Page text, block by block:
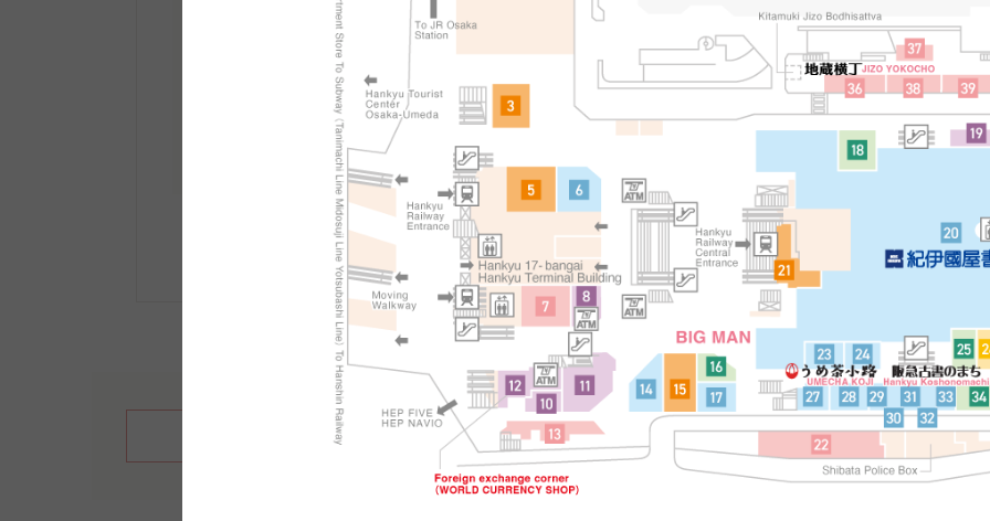
면세 카운터 안내
접수 시간：10:30〜21:30
수속 방법 등 자세히 보기
수속 방법, 적용 조건 등 자세한 내
세요.
繁體中文 简体中文 한국어
Please come to the north building 1F.
Fureai Hiroba
Please come to the north building B1F.